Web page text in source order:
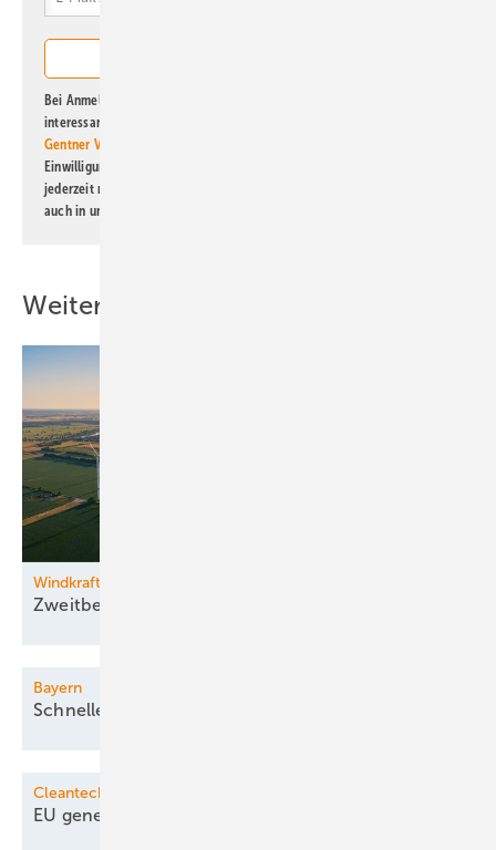
Bei Anmeldung zu diesem Newsletter bin ich damit einverstanden, über
interessante Verlags- und Online-Angebote
Gentner Verlag GmbH & Co. KG
Einwilligung kann ich jederzeit widerrufen und eine Abmeldung ist
jederzeit möglich. Informationen zum Umgang mit Daten finden Sie
auch in unserer
Weitere Inhalte
Windkraftzubau
Zweitbestes
Bayern
Schneller
Cleantech-Produktion
EU genehmigt drei Milliarden